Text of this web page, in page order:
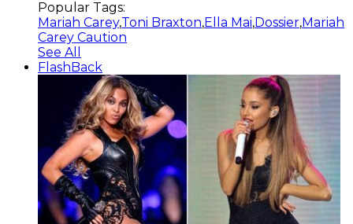
Popular Tags:
Mariah Carey,Toni Braxton,Ella Mai,Dossier,Mariah
Carey Caution
See All
FlashBack